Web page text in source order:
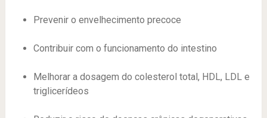
Prevenir o envelhecimento precoce
Contribuir com o funcionamento do intestino
Melhorar a dosagem do colesterol total, HDL, LDL e
triglicerídeos